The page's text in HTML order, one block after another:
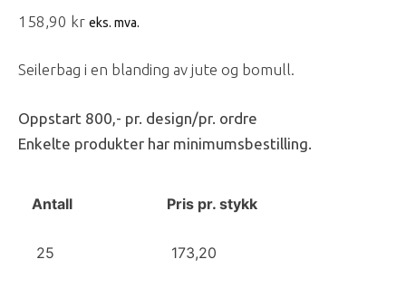
158,90 kr eks. mva.
Seilerbag i en blanding av jute og bomull.
Oppstart 800,- pr. design/pr. ordre
Enkelte produkter har minimumsbestilling.
Antall Pris pr. stykk
25 173,20